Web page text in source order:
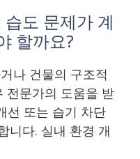
도 문제가 계
할까요?
나 건물의 구조적
전문가의 도움을 받
선 또는 습기 차단
니다. 실내 환경 개